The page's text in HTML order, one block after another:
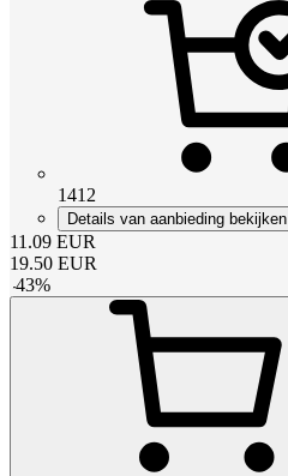
1412
Details van aanbieding bekijken
11.09 EUR
19.50 EUR
-43%